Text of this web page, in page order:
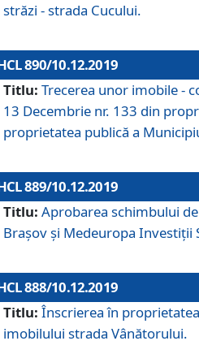
străzi - strada Cucului.
890/10.12.2019
Titlu: Trecerea unor imobile -
13 Decembrie nr. 133 din
proprietatea publică a
889/10.12.2019
Titlu: Aprobarea schimbului
Brașov și Medeuropa Investiții
888/10.12.2019
Titlu: Înscrierea în
imobilului strada Vânătorului.